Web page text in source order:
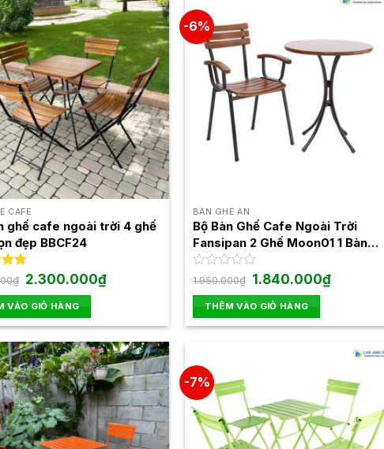
CAFE
ghế cafe ngoài trời 4 ghế
đẹp BBCF24
5.00
₫ Giá
gốc
là:
2.500.000₫.
2.300.000₫Giá
hiện
VÀO GIỎ HÀNG
-6%
BÀN GHẾ ĂN
Bộ Bàn Ghế Cafe Ngoài Trời
Fansipan 2 Ghế Moon01 1 Bàn
Moon01
Được
hạng
0
5
1.950.000₫ Giá
gốc
là:
1.950.000₫.
1.840.000₫Giá
hiện
THÊM VÀO GIỎ HÀNG
-7%